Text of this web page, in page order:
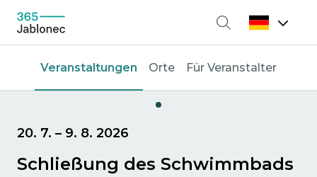
Suche
Veranstaltungen Orte Für Veranstalter
20. 7. – 9. 8. 2026
Schließung des Schwimmbads